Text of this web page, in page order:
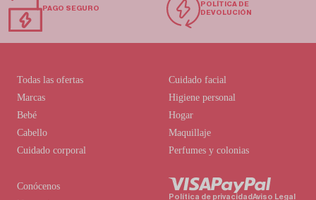
PAGO SEGURO
POLÍTICA DE
DEVOLUCIÓN
Conócenos
Todas las ofertas
Marcas
Bebé
Cabello
Cuidado corporal
Cuidado facial
Higiene personal
Hogar
Maquillaje
Perfumes y colonias
Política de privacidadAviso Legal